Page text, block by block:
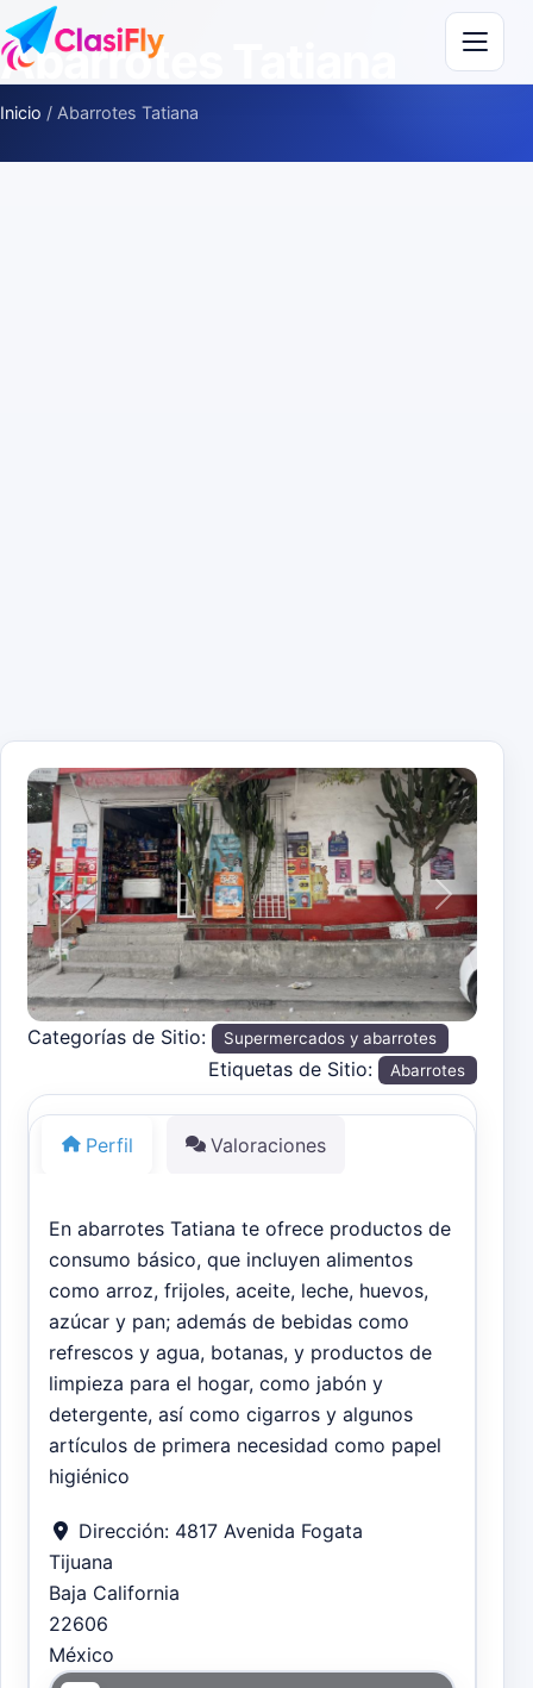
Saltar al contenido
Abarrotes Tatiana
Inicio / Abarrotes Tatiana
Anterior Siguiente
Categorías de Sitio: Supermercados y abarrotes
Etiquetas de Sitio: Abarrotes
Perfil Valoraciones
En abarrotes Tatiana te ofrece productos de
consumo básico, que incluyen alimentos
como arroz, frijoles, aceite, leche, huevos,
azúcar y pan; además de bebidas como
refrescos y agua, botanas, y productos de
limpieza para el hogar, como jabón y
detergente, así como cigarros y algunos
artículos de primera necesidad como papel
higiénico
Dirección: 4817 Avenida Fogata
Tijuana
Baja California
22606
México